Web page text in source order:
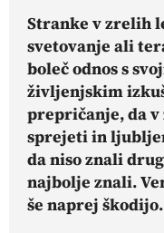
Stranke v zrelih
svetovanje ali
boleč odnos s
življenjskim
prepričanje, da
sprejeti in
da niso znali
najbolje znali.
še naprej škodijo.